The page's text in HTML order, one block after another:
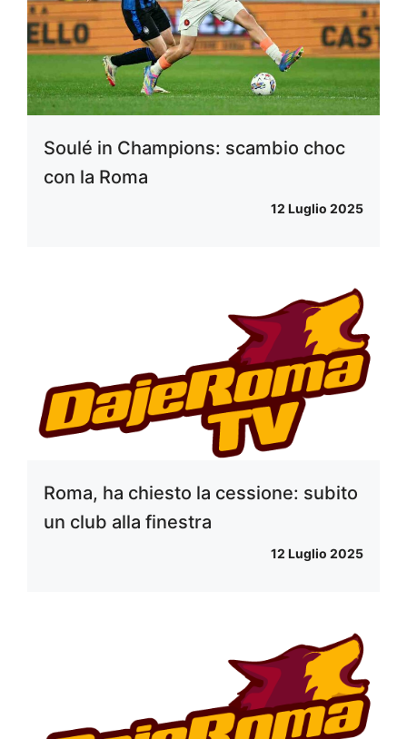
Soulé in Champions: scambio choc
con la Roma
12 Luglio 2025
Roma, ha chiesto la cessione: subito
un club alla finestra
12 Luglio 2025